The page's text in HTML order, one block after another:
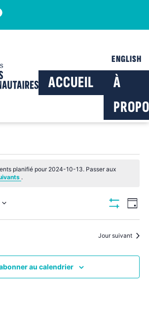
ENGLISH
ACCUEIL
À
planifié pour 2024-10-13. Passer aux
.
parde
Jour
Jour suivant
au calendrier